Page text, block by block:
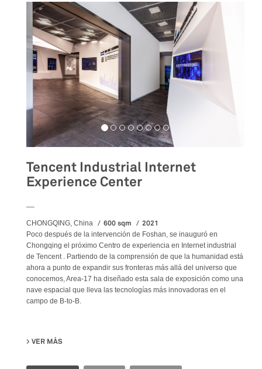
Tencent Industrial Internet
Experience Center
CHONGQING, China 600 sqm 2021
Poco después de la intervención de Foshan, se inauguró en
Chongqing el próximo Centro de experiencia en Internet industrial
de Tencent . Partiendo de la comprensión de que la humanidad está
ahora a punto de expandir sus fronteras más allá del universo que
conocemos, Area-17 ha diseñado esta sala de exposición como una
nave espacial que lleva las tecnologías más innovadoras en el
campo de B-to-B.
VER MÁS